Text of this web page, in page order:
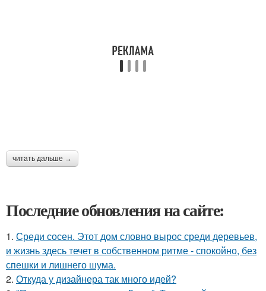
читать дальше →
Последние обновления на сайте:
1. Среди сосен. Этот дом словно вырос среди деревьев,
и жизнь здесь течет в собственном ритме - спокойно, без
спешки и лишнего шума.
2. Откуда у дизайнера так много идей?